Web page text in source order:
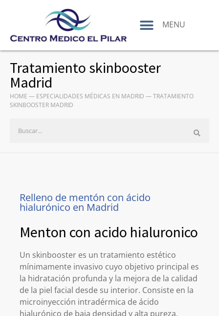
MENU
Tratamiento skinbooster
Madrid
HOME — ESPECIALIDADES MÉDICAS EN MADRID —TRATAMIENTO
SKINBOOSTER MADRID
Relleno de mentón con ácido
hialurónico en Madrid
Menton con acido hialuronico
Un skinbooster es un tratamiento estético
mínimamente invasivo cuyo objetivo principal es
la hidratación profunda y la mejora de la calidad
de la piel facial desde su interior. Consiste en la
microinyección intradérmica de ácido
hialurónico de baja densidad y alta pureza,